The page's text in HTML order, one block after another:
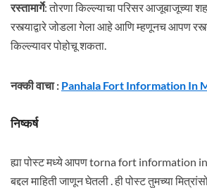
रस्तामार्गे: तोरणा किल्ल्याचा परिसर आजूबाजूच्या
रस्त्याद्वारे जोडला गेला आहे आणि म्हणूनच आपण
किल्ल्यावर पोहोचू शकता.
नक्की वाचा : Panhala Fort Information In
निष्कर्ष
ह्या पोस्ट मध्ये आपण torna fort information
बद्दल माहिती जाणून घेतली . ही पोस्ट तुमच्या